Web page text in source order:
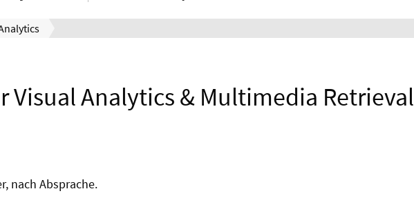
Visual Analytics & Multimedia Retrieval
nach Absprache.